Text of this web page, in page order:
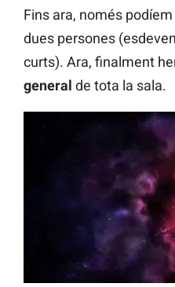
Fins ara, només
dues persones
curts). Ara, finalment
general de tota la sala.